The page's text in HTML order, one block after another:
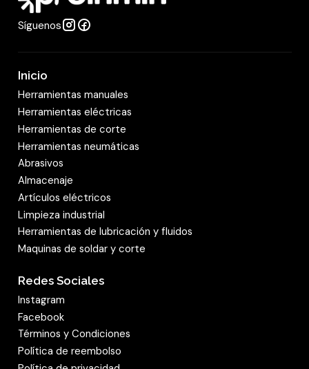
Síguenos
Inicio
Herramientas manuales
Herramientas eléctricas
Herramientas de corte
Herramientas neumáticas
Abrasivos
Almacenaje
Artículos eléctricos
Limpieza industrial
Herramientas de lubricación y fluidos
Maquinas de soldar y corte
Redes Sociales
Instagram
Facebook
Términos y Condiciones
Política de reembolso